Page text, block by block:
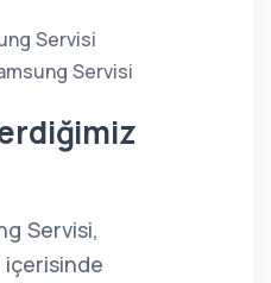
Servisi
Servisi
Servisi,
içerisinde